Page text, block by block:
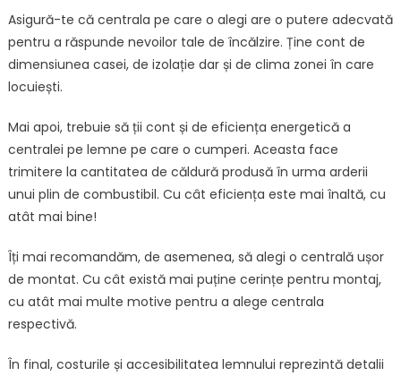
Asigură-te că centrala pe care o alegi are o putere adecvată
pentru a răspunde nevoilor tale de încălzire. Ține cont de
dimensiunea casei, de izolație dar și de clima zonei în care
locuiești.
Mai apoi, trebuie să ții cont și de eficiența energetică a
centralei pe lemne pe care o cumperi. Aceasta face
trimitere la cantitatea de căldură produsă în urma arderii
unui plin de combustibil. Cu cât eficiența este mai înaltă, cu
atât mai bine!
Îți mai recomandăm, de asemenea, să alegi o centrală ușor
de montat. Cu cât există mai puține cerințe pentru montaj,
cu atât mai multe motive pentru a alege centrala
respectivă.
În final, costurile și accesibilitatea lemnului reprezintă detalii